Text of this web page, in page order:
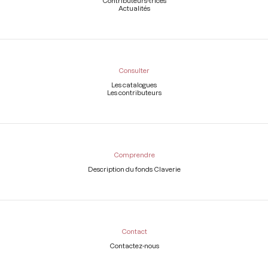
Actualités
Consulter
Les catalogues
Les contributeurs
Comprendre
Description du fonds Claverie
Contact
Contactez-nous